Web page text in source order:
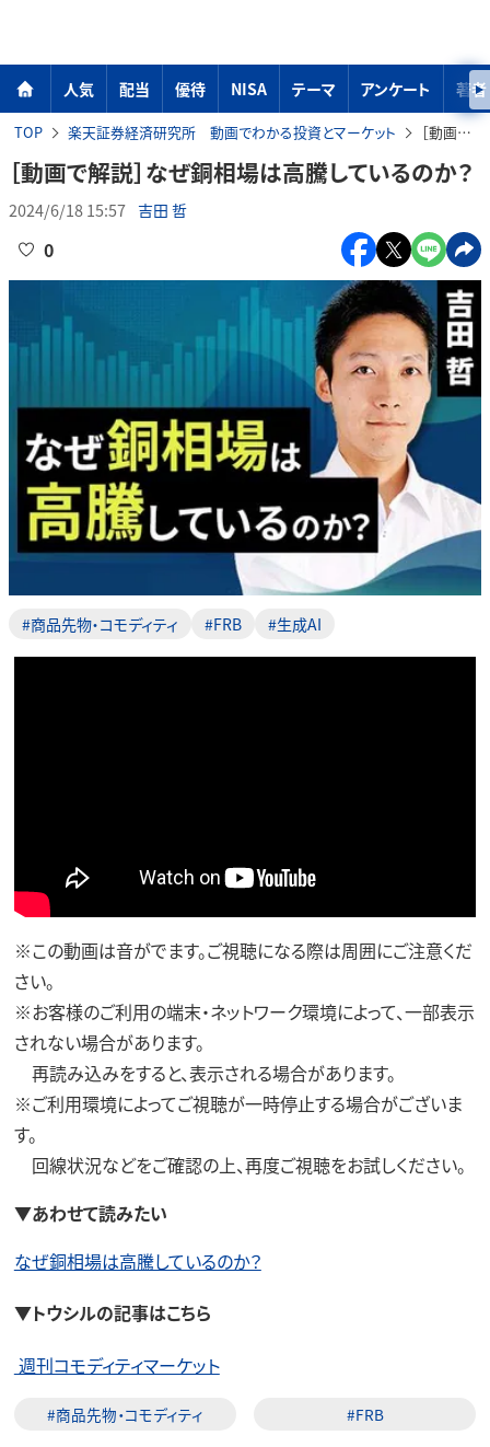
人気 配当 優待 NISA テーマ アンケート 著者
TOP 楽天証券経済研究所 動画でわかる投資とマーケット ［動画で解説］なぜ銅相場は高騰しているのか？
［動画で解説］なぜ銅相場は高騰しているのか？
2024/6/18 15:57 吉田 哲
0
#商品先物・コモディティ #FRB #生成AI
※この動画は音がでます。ご視聴になる際は周囲にご注意くだ
さい。
※お客様のご利用の端末・ネットワーク環境によって、一部表示
されない場合があります。
再読み込みをすると、表示される場合があります。
※ご利用環境によってご視聴が一時停止する場合がございま
す。
回線状況などをご確認の上、再度ご視聴をお試しください。
▼あわせて読みたい
なぜ銅相場は高騰しているのか？
▼トウシルの記事はこちら
週刊コモディティマーケット
#商品先物・コモディティ #FRB